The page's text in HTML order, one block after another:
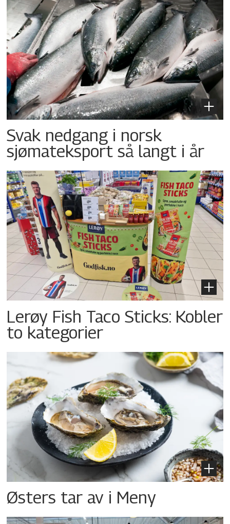
Svak nedgang i norsk
sjømateksport så langt i år
Lerøy Fish Taco Sticks: Kobler
to kategorier
Østers tar av i Meny